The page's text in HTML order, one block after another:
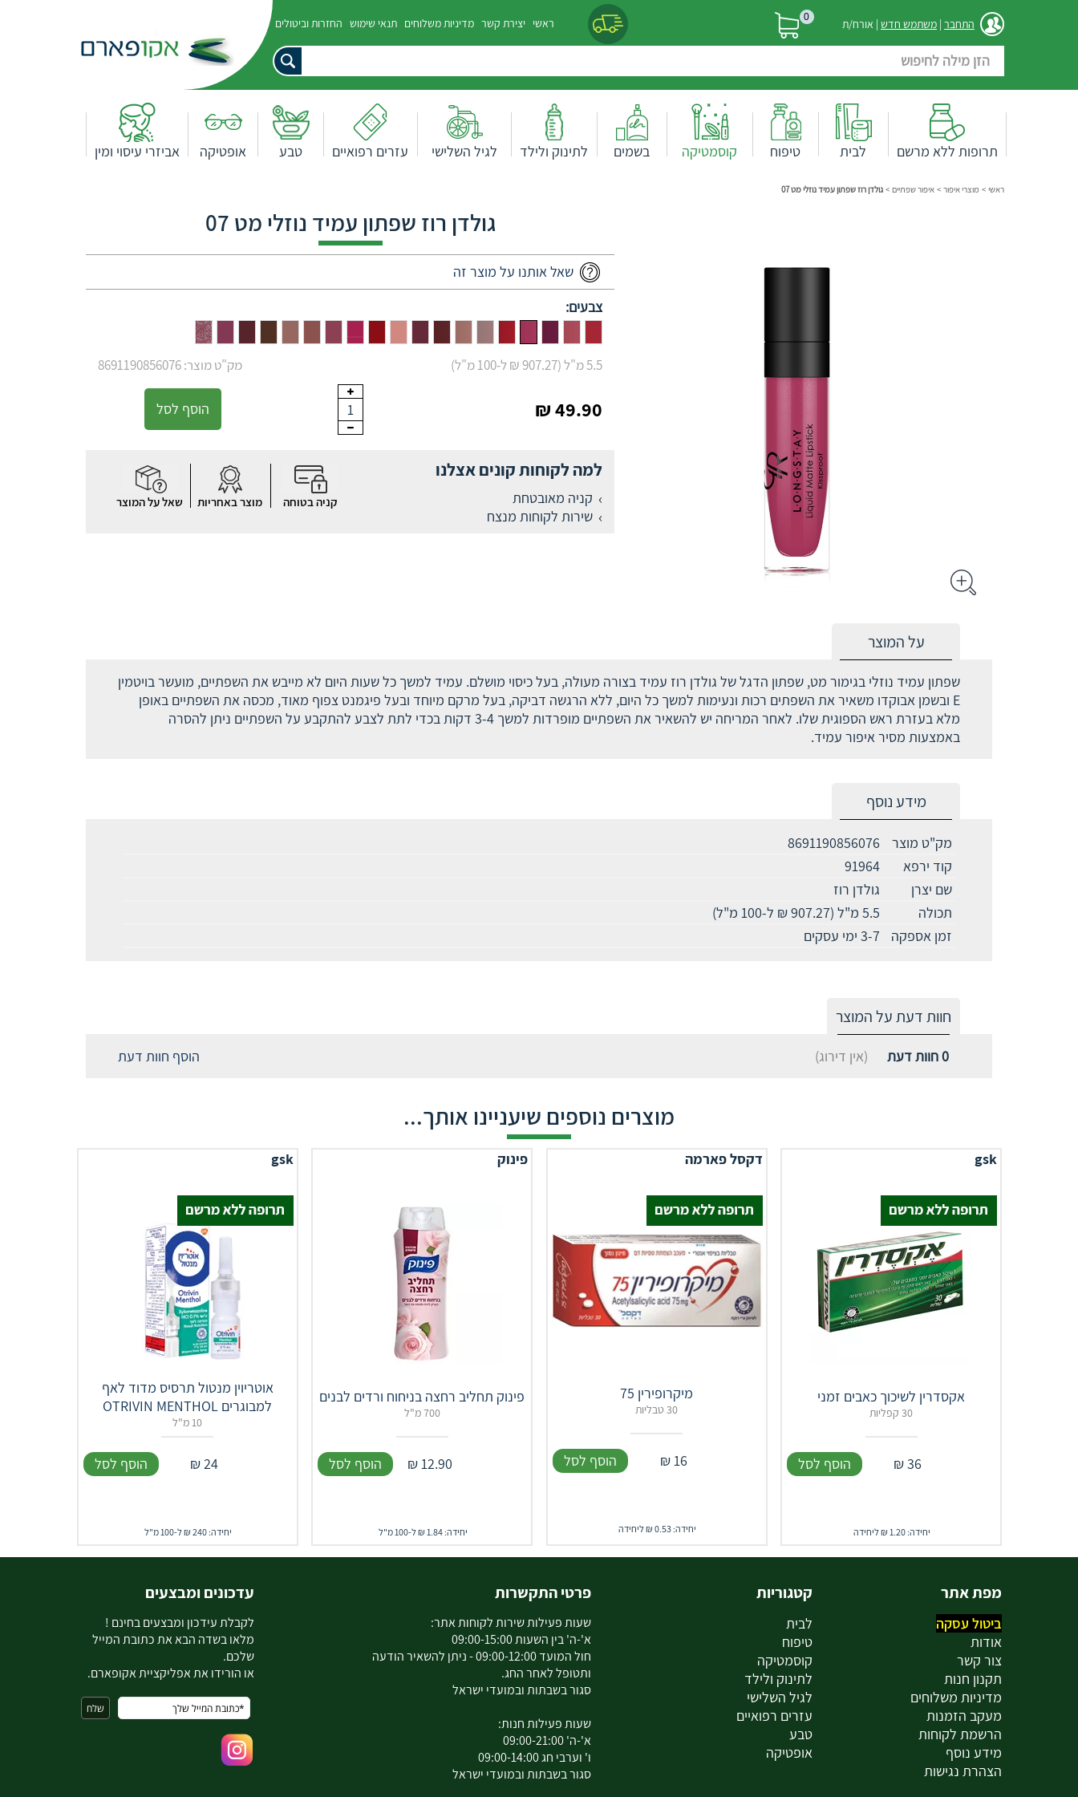
התחבר | משתמש חדש | אורח/ת 0 ראשי יצירת קשר מדיניות משלוחים תנאי שימוש החזרות וביטולים
תרופות ללא מרשם לבית טיפוח קוסמטיקה בשמים לתינוק ולילד לגיל השלישי עזרים רפואיים טבע אופטיקה אביזרי עיסוי ומין
ראשי > מוצרי איפור > איפור שפתיים > גולדן רוז שפתון עמיד נוזלי מט 07
גולדן רוז שפתון עמיד נוזלי מט 07
שאל אותנו על מוצר זה
צבעים:
5.5 מ"ל (907.27 ₪ ל-100 מ"ל) מק"ט מוצר: 8691190856076
49.90 ₪
1 הוסף לסל
למה לקוחות קונים אצלנו
קניה מאובטחת
שירות לקוחות מנצח
קניה בטוחה מוצר באחריות שאל על המוצר
על המוצר
שפתון עמיד נוזלי בגימור מט, שפתון הדגל של גולדן רוז עמיד בצורה מעולה, בעל כיסוי מושלם. עמיד למשך כל שעות היום לא מייבש את השפתיים, מועשר בויטמין
E ובשמן אבוקדו משאיר את השפתים רכות ונעימות למשך כל היום, ללא הרגשה דביקה, בעל מרקם מיוחד ובעל פיגמנט צפוף מאוד, מכסה את השפתיים באופן
מלא בעזרת ראש הספוגית שלו. לאחר המריחה יש להשאיר את השפתיים מופרדות למשך 3-4 דקות בכדי לתת לצבע להתקבע על השפתיים ניתן להסרה
באמצעות מסיר איפור עמיד.
מידע נוסף
מק"ט מוצר
8691190856076
קוד ירפא
91964
שם יצרן
גולדן רוז
תכולה
5.5 מ"ל (907.27 ₪ ל-100 מ"ל)
זמן אספקה
3-7 ימי עסקים
חוות דעת על המוצר
0חוות דעת (אין דירוג) הוסף חוות דעת
מוצרים נוספים שיעניינו אותך...
gsk
אקסדרין לשיכוך כאבים זמני
30 קפליות
36
₪ הוסף לסל
יחידה: 1.20 ₪ ליחידה
דקסל פארמה
מיקרופירין 75
30 טבליות
16
₪ הוסף לסל
יחידה: 0.53 ₪ ליחידה
פינוק
פינוק תחליב רחצה בניחוח ורדים לבנים
700 מ"ל
12.90
₪ הוסף לסל
יחידה: 1.84 ₪ ל-100 מ"ל
gsk
אוטריוין מנטול תרסיס מדוד לאף
למבוגרים OTRIVIN MENTHOL
10 מ"ל
24
₪ הוסף לסל
יחידה: 240 ₪ ל-100 מ"ל
מפת אתר
ביטול עסקה
אודות
צור קשר
תקנון חנות
מדיניות משלוחים
מעקב הזמנות
הרשמת לקוחות
מידע נוסף
הצהרת נגישות
קטגוריות
לבית
טיפוח
קוסמטיקה
לתינוק ולילד
לגיל השלישי
עזרים רפואיים
טבע
אופטיקה
פרטי התקשרות
שעות פעילות שירות לקוחות אתר:
א'-ה' בין השעות 09:00-15:00
חול המועד 09:00-12:00 - ניתן להשאיר הודעה
ותטופל לאחר החג.
סגור בשבתות ובמועדי ישראל
שעות פעילות חנות:
א'-ה' 09:00-21:00
ו' וערבי חג 09:00-14:00
סגור בשבתות ובמועדי ישראל
עדכונים ומבצעים
לקבלת עידכון ומבצעים בחינם !
מלאו בשדה הבא את כתובת המייל
שלכם.
או הורידו את אפליקציית אקופארם.